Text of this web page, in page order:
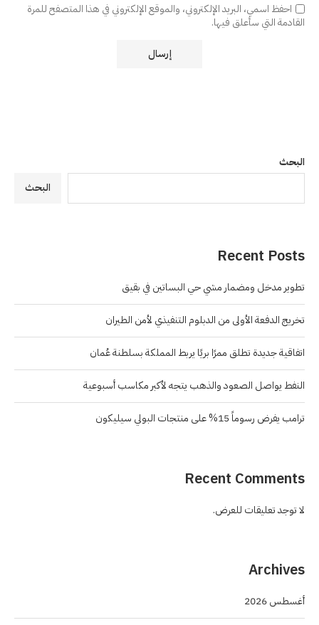
احفظ اسمي، البريد الإلكتروني، والموقع الإلكتروني في هذا المتصفح للمرة
القادمة التي سأعلق فيها.
البحث
البحث
Recent Posts
تطوير مدخل ومضمار مشي حي البساتين في بقيق
تخريج الدفعة الأولى من الدبلوم التنفيذي لأمن الطيران
اتفاقية جديدة تطلق ممرًا بريًا يربط المملكة بسلطنة عُمان
النفط يواصل الصعود والذهب يتجه لأكبر مكاسب أسبوعية
ترامب يفرض رسوماً 15% على منتجات البولي سيليكون
Recent Comments
لا توجد تعليقات للعرض.
Archives
أغسطس 2026